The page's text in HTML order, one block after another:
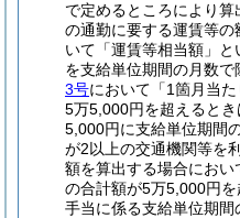
で定めるところにより
の通勤に要する運賃等の
いて「運賃等相当額」と
を支給単位期間の月数で
3号において「1箇月当
5万5,000円を超えると
5,000円に支給単位期間
が2以上の交通機関等を
額を算出する場合にお
の合計額が5万5,000円
手当に係る支給単位期